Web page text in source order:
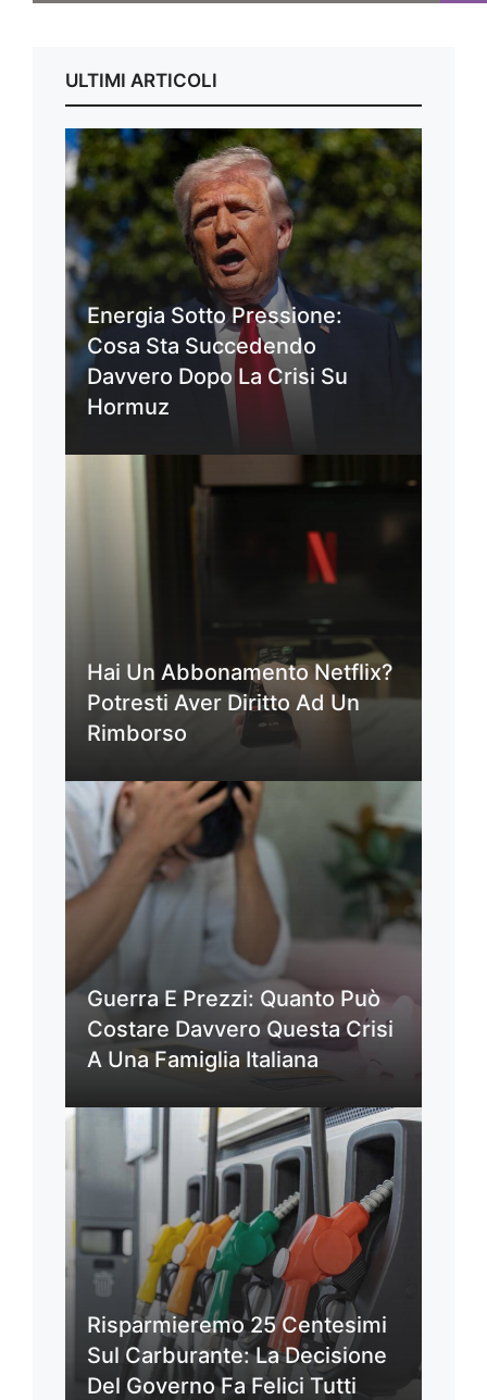
ULTIMI ARTICOLI
Energia Sotto Pressione:
Cosa Sta Succedendo
Davvero Dopo La Crisi Su
Hormuz
Hai Un Abbonamento Netflix?
Potresti Aver Diritto Ad Un
Rimborso
Guerra E Prezzi: Quanto Può
Costare Davvero Questa Crisi
A Una Famiglia Italiana
Risparmieremo 25 Centesimi
Sul Carburante: La Decisione
Del Governo Fa Felici Tutti